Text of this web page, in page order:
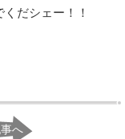
だシェー！！
へ